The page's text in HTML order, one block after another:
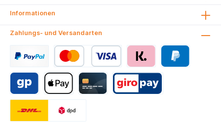
Informationen
Zahlungs- und Versandarten